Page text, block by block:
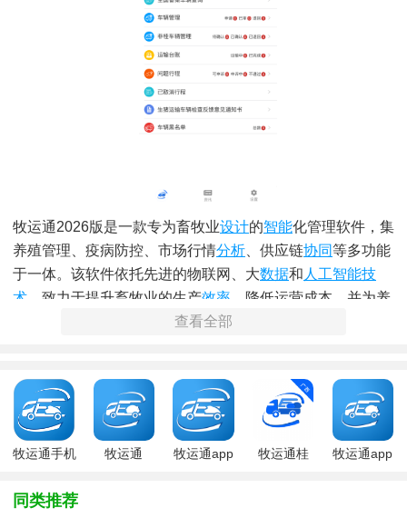
牧运通2026版是一款专为畜牧业设计的智能化管理软件，集
养殖管理、疫病防控、市场行情分析、供应链协同 等多功能
于一体。该软件依托先进的物联网、大数据和 人工智能技
术 ，致力于提升畜牧业的生产效率 、降低运营成本，并为养
殖户提供全方位的决策支持，助力畜牧业实现数字化转型与
牧运通2026版软件说明
牧运通2026版软件界面友好，操作简便，支持多平台使用
（包括PC端、移动端等）。软件采用模块化设计，用户可根
据自身需求灵活选择功能模块进行使用。同时，软件提供详
问题能够及时得到解决。
查看全部
牧运通手机
牧运通
牧运通app
牧运通桂 牧运通app
同类推荐